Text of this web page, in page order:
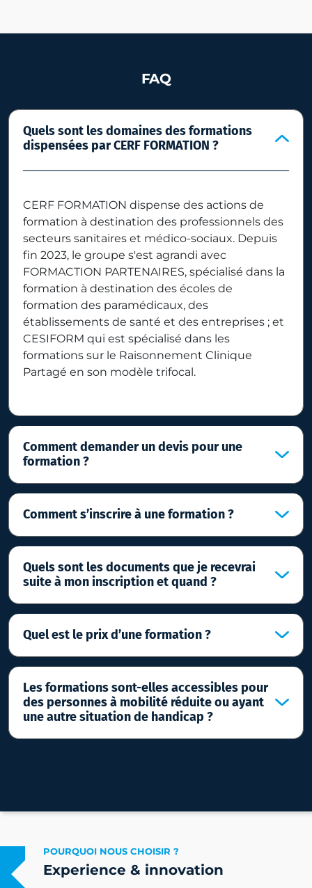
FAQ
Quels sont les domaines des formations
dispensées par CERF FORMATION ?
CERF FORMATION dispense des actions de
formation à destination des professionnels des
secteurs sanitaires et médico-sociaux. Depuis
fin 2023, le groupe s'est agrandi avec
FORMACTION PARTENAIRES, spécialisé dans la
formation à destination des écoles de
formation des paramédicaux, des
établissements de santé et des entreprises ; et
CESIFORM qui est spécialisé dans les
formations sur le Raisonnement Clinique
Partagé en son modèle trifocal.
Comment demander un devis pour une
formation ?
Comment s’inscrire à une formation ?
Quels sont les documents que je recevrai
suite à mon inscription et quand ?
Quel est le prix d’une formation ?
Les formations sont-elles accessibles pour
des personnes à mobilité réduite ou ayant
une autre situation de handicap ?
POURQUOI NOUS CHOISIR ?
Experience & innovation